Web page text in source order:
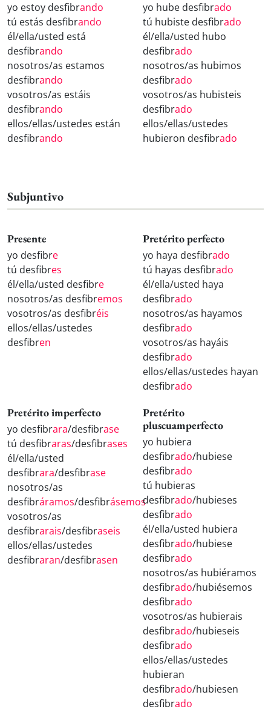
yo estoy desfibrando
tú estás desfibrando
él/ella/usted está
desfibrando
nosotros/as estamos
desfibrando
vosotros/as estáis
desfibrando
ellos/ellas/ustedes están
desfibrando
yo hube desfibrado
tú hubiste desfibrado
él/ella/usted hubo
desfibrado
nosotros/as hubimos
desfibrado
vosotros/as hubisteis
desfibrado
ellos/ellas/ustedes
hubieron desfibrado
Subjuntivo
Presente
yo desfibre
tú desfibres
él/ella/usted desfibre
nosotros/as desfibremos
vosotros/as desfibréis
ellos/ellas/ustedes
desfibren
Pretérito perfecto
yo haya desfibrado
tú hayas desfibrado
él/ella/usted haya
desfibrado
nosotros/as hayamos
desfibrado
vosotros/as hayáis
desfibrado
ellos/ellas/ustedes hayan
desfibrado
Pretérito imperfecto
yo desfibrara/desfibrase
tú desfibraras/desfibrases
él/ella/usted
desfibrara/desfibrase
nosotros/as
desfibráramos/desfibrásemos
vosotros/as
desfibrarais/desfibraseis
ellos/ellas/ustedes
desfibraran/desfibrasen
Pretérito
pluscuamperfecto
yo hubiera
desfibrado/hubiese
desfibrado
tú hubieras
desfibrado/hubieses
desfibrado
él/ella/usted hubiera
desfibrado/hubiese
desfibrado
nosotros/as hubiéramos
desfibrado/hubiésemos
desfibrado
vosotros/as hubierais
desfibrado/hubieseis
desfibrado
ellos/ellas/ustedes
hubieran
desfibrado/hubiesen
desfibrado